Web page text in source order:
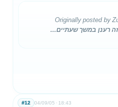
Originally posted by
רענן במשך שעתיים...
04/09/05 18:43
#12